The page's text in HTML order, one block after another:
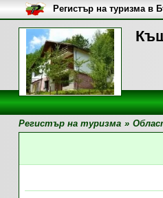
Регистър на туризма в
Регистър на туризма »